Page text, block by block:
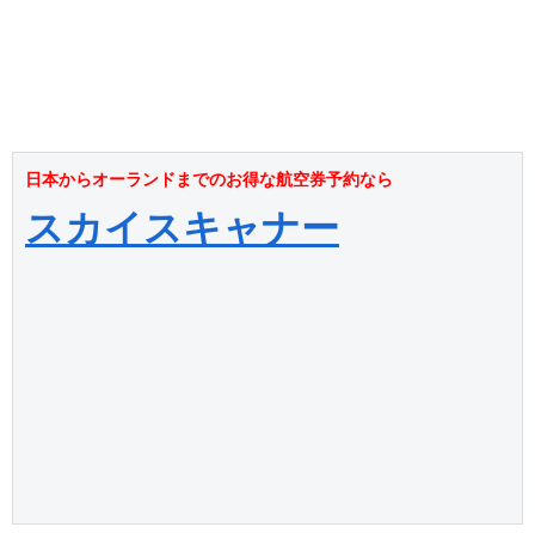
日本からオーランドまでのお得な航空券予約なら
スカイスキャナー